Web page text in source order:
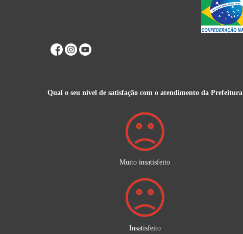
Qual o seu nível de satisfação com o atendimento da Prefeitura
Muito insatisfeito
Insatisfeito